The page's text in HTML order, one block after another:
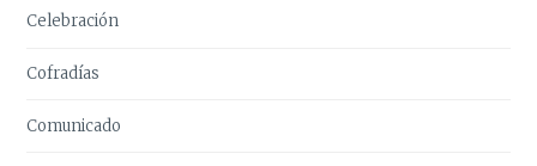
Celebración
Cofradías
Comunicado